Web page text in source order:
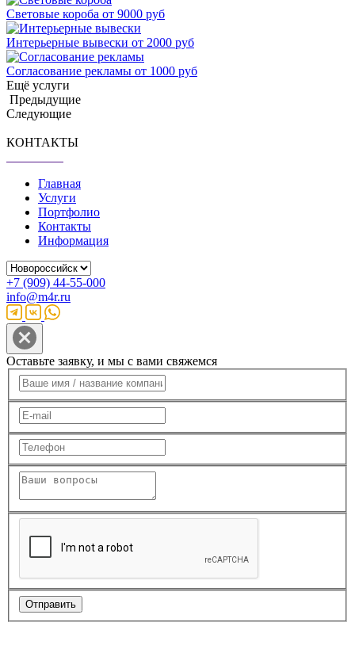
Световые короба от 9000 руб
Интерьерные вывески от 2000 руб
Согласование рекламы от 1000 руб
Ещё услуги
Предыдущие
Следующие
КОНТАКТЫ
Главная
Услуги
Портфолио
Контакты
Информация
+7 (909) 44-55-000
info@m4r.ru
Оставьте заявку, и мы с вами свяжемся
Отправить